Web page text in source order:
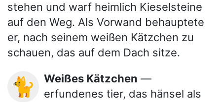
stehen und warf heimlich Kieselsteine
auf den Weg. Als Vorwand behauptete
er, nach seinem weißen Kätzchen zu
schauen, das auf dem Dach sitze.
🐈 Weißes Kätzchen —
erfundenes tier, das hänsel als